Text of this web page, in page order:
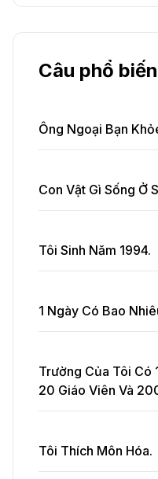
Câu phổ biến
Ông Ngoại Bạn
Con Vật Gì Sống Ở
Tôi Sinh Năm 1994.
1 Ngày Có Bao
Trường Của Tôi Có
20 Giáo Viên Và
Tôi Thích Môn Hóa.